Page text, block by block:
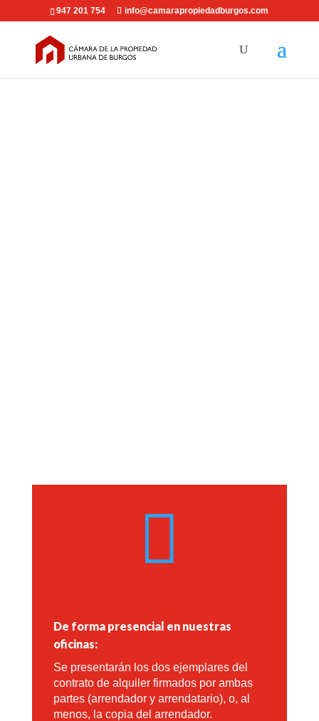
947 201 754 info@camarapropiedadburgos.com

De forma presencial en nuestras
oficinas:
Se presentarán los dos ejemplares del
contrato de alquiler firmados por ambas
partes (arrendador y arrendatario), o, al
menos, la copia del arrendador.